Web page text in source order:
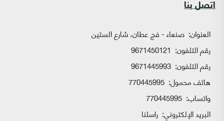
اتصل بنا
العنوان: صنعاء - فج عطان، شارع الستين
رقم التلفون: 9671450121
رقم التلفون: 9671445993
هاتف محمول: 770445995
واتساب:
البريد الإلكتروني: راسلنا